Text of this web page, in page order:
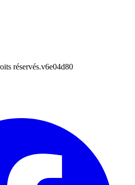
réservés.v6e04d80